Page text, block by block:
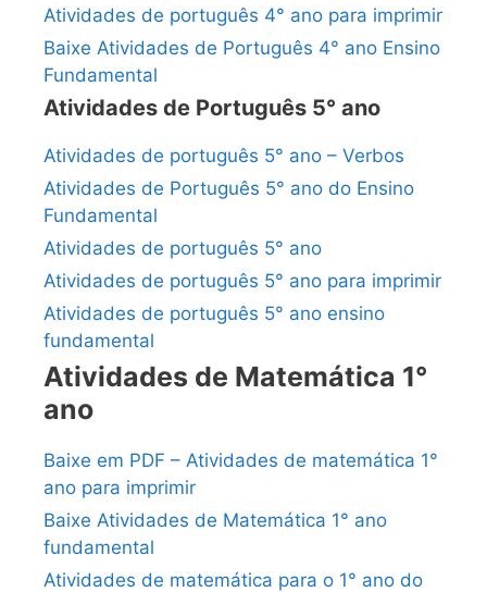
Atividades de português 4° ano para imprimir
Baixe Atividades de Português 4° ano Ensino
Fundamental
Atividades de Português 5° ano
Atividades de português 5° ano – Verbos
Atividades de Português 5° ano do Ensino
Fundamental
Atividades de português 5° ano
Atividades de português 5° ano para imprimir
Atividades de português 5° ano ensino
fundamental
Atividades de Matemática 1°
ano
Baixe em PDF – Atividades de matemática 1°
ano para imprimir
Baixe Atividades de Matemática 1° ano
fundamental
Atividades de matemática para o 1° ano do